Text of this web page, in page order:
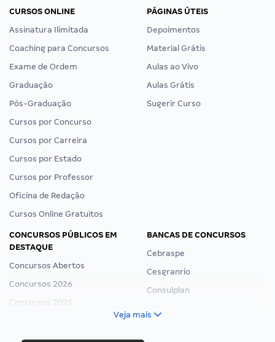
CURSOS ONLINE
Assinatura Ilimitada
Coaching para Concursos
Exame de Ordem
Graduação
Pós-Graduação
Cursos por Concurso
Cursos por Carreira
Cursos por Estado
Cursos por Professor
Oficina de Redação
Cursos Online Gratuitos
PÁGINAS ÚTEIS
Depoimentos
Material Grátis
Aulas ao Vivo
Aulas Grátis
Sugerir Curso
CONCURSOS PÚBLICOS EM
DESTAQUE
Concursos Abertos
Concursos 2026
Concursos 2025
Concurso Ibama
BANCAS DE CONCURSOS
Cebraspe
Cesgranrio
Consulplan
Veja mais